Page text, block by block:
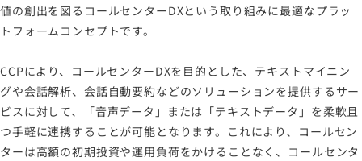
値の創出を図るコールセンターDXという取り組みに最適なプラッ
トフォームコンセプトです。
CCPにより、コールセンターDXを目的とした、テキストマイニン
グや会話解析、会話自動要約などのソリューションを提供するサー
ビスに対して、「音声データ」または「テキストデータ」を柔軟且
つ手軽に連携することが可能となります。これにより、コールセン
ターは高額の初期投資や運用負荷をかけることなく、コールセンタ